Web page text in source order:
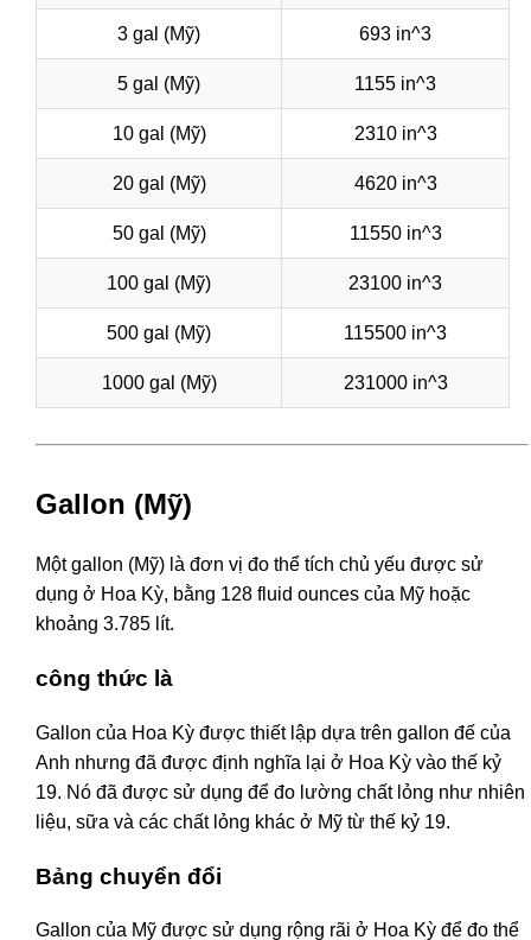
3 gal (Mỹ) 693 in^3
5 gal (Mỹ) 1155 in^3
10 gal (Mỹ) 2310 in^3
20 gal (Mỹ) 4620 in^3
50 gal (Mỹ) 11550 in^3
100 gal (Mỹ) 23100 in^3
500 gal (Mỹ) 115500 in^3
1000 gal (Mỹ) 231000 in^3
Gallon (Mỹ)
Một gallon (Mỹ) là đơn vị đo thể tích chủ yếu được sử
dụng ở Hoa Kỳ, bằng 128 fluid ounces của Mỹ hoặc
khoảng 3.785 lít.
công thức là
Gallon của Hoa Kỳ được thiết lập dựa trên gallon đế của
Anh nhưng đã được định nghĩa lại ở Hoa Kỳ vào thế kỷ
19. Nó đã được sử dụng để đo lường chất lỏng như nhiên
liệu, sữa và các chất lỏng khác ở Mỹ từ thế kỷ 19.
Bảng chuyển đổi
Gallon của Mỹ được sử dụng rộng rãi ở Hoa Kỳ để đo thể